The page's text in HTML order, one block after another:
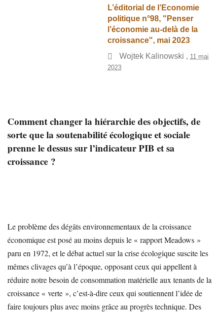
L’éditorial de l’Economie
politique n°98, "Penser
l’économie au-delà de la
croissance", mai 2023
Wojtek Kalinowski , 11 mai
2023
Comment changer la hiérarchie des objectifs, de
sorte que la soutenabilité écologique et sociale
prenne le dessus sur l’indicateur PIB et sa
croissance ?
Le problème des dégâts environnementaux de la croissance
économique est posé au moins depuis le « rapport Meadows »
paru en 1972, et le débat actuel sur la crise écologique suscite les
mêmes clivages qu’à l’époque, opposant ceux qui appellent à
réduire notre besoin de consommation matérielle aux tenants de la
croissance « verte », c’est-à-dire ceux qui soutiennent l’idée de
faire toujours plus avec moins grâce au progrès technique. Des